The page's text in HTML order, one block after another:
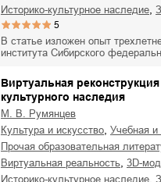
историко-культурное наследие
5
В статье изложен опыт
института Сибирского
Виртуальная
культурного наследия
М. В. Румянцев
культура и искусство
учебная
прочая образовательная
виртуальная реальность 3D-
историко-культурное наследие